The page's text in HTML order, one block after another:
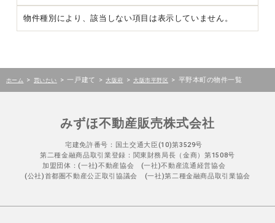
物件種別により、該当しない項目は表示していません。
ホーム > 買いたい > 一戸建て > 大阪府 > 大阪市平野区 > 平野本町の物件一覧
みずほ不動産販売株式会社
宅建免許番号：国土交通大臣(10)第3529号
第二種金融商品取引業登録：関東財務局長（金商）第1508号
加盟団体：(一社)不動産協会 (一社)不動産流通経営協会
(公社)首都圏不動産公正取引協議会 (一社)第二種金融商品取引業協会